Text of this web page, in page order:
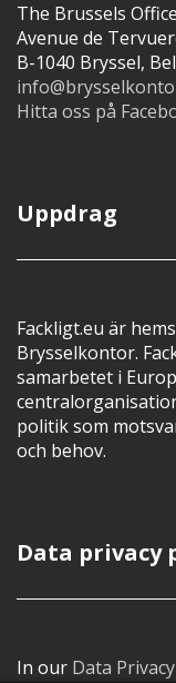
The Brussels
Avenue de
B-1040 Bryssel,
Hitta oss på
Uppdrag
Fackligt.eu är
Brysselkontor.
samarbetet i
politik som
och behov.
Data privacy
In our Data